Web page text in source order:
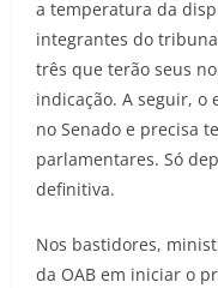
a temperatura da
integrantes do
três que terão seus
indicação. A seguir, o
no Senado e precisa
parlamentares. Só
definitiva.
Nos bastidores,
da OAB em iniciar o